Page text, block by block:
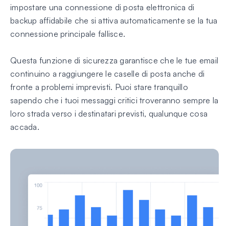
impostare una connessione di posta elettronica di
backup affidabile che si attiva automaticamente se la tua
connessione principale fallisce.
Questa funzione di sicurezza garantisce che le tue email
continuino a raggiungere le caselle di posta anche di
fronte a problemi imprevisti. Puoi stare tranquillo
sapendo che i tuoi messaggi critici troveranno sempre la
loro strada verso i destinatari previsti, qualunque cosa
accada.